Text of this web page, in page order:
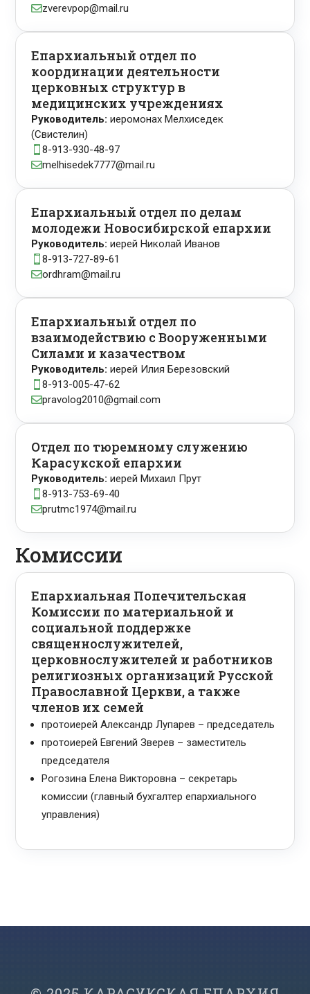
zverevpop@mail.ru
Епархиальный отдел по
координации деятельности
церковных структур в
медицинских учреждениях
Руководитель: иеромонах Мелхиседек
(Свистелин)
8-913-930-48-97
melhisedek7777@mail.ru
Епархиальный отдел по делам
молодежи Новосибирской епархии
Руководитель: иерей Николай Иванов
8-913-727-89-61
ordhram@mail.ru
Епархиальный отдел по
взаимодействию с Вооруженными
Силами и казачеством
Руководитель: иерей Илия Березовский
8-913-005-47-62
pravolog2010@gmail.com
Отдел по тюремному служению
Карасукской епархии
Руководитель: иерей Михаил Прут
8-913-753-69-40
prutmc1974@mail.ru
Комиссии
Епархиальная Попечительская
Комиссии по материальной и
социальной поддержке
священнослужителей,
церковнослужителей и работников
религиозных организаций Русской
Православной Церкви, а также
членов их семей
протоиерей Александр Лупарев – председатель
протоиерей Евгений Зверев – заместитель
председателя
Рогозина Елена Викторовна – секретарь
комиссии (главный бухгалтер епархиального
управления)